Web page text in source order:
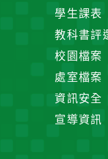
學生課表
教科書評
校園檔案
處室檔案
資訊安全
宣導資訊